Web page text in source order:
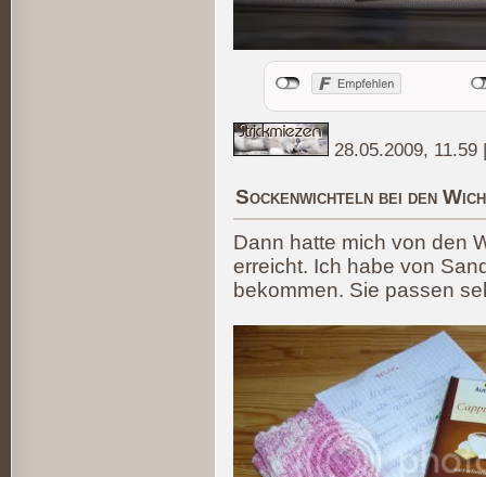
28.05.2009, 11.59
Sockenwichteln bei den
Dann hatte mich von den
erreicht. Ich habe von
bekommen. Sie passen